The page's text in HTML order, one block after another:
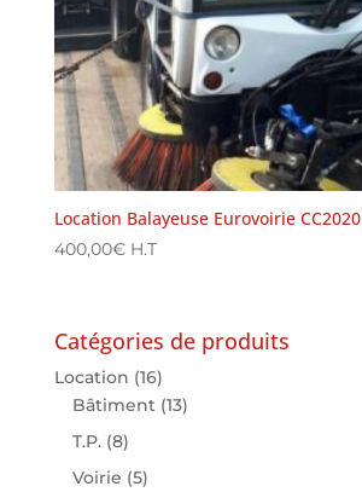
Location Balayeuse Eurovoirie CC2020
400,00€ H.T
Catégories de produits
Location (16)
Bâtiment (13)
T.P. (8)
Voirie (5)